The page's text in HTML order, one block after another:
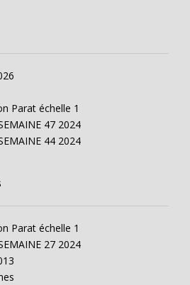
Parat échelle 1
47 2024
44 2024
Parat échelle 1
27 2024